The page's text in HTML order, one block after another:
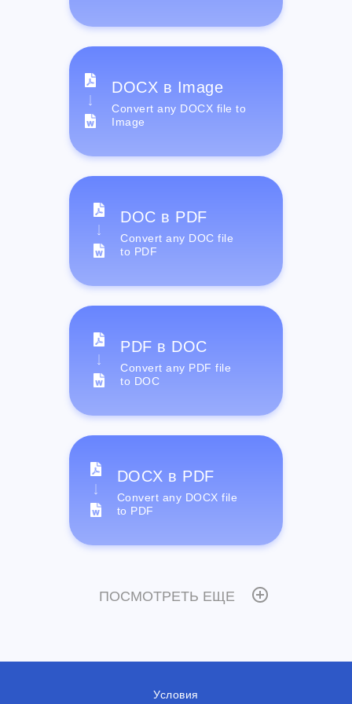
DOCX в Image
Convert any DOCX file to
Image
DOC в PDF
Convert any DOC file
to PDF
PDF в DOC
Convert any PDF file
to DOC
DOCX в PDF
Convert any DOCX file
to PDF
ПОСМОТРЕТЬ ЕЩЕ
Условия